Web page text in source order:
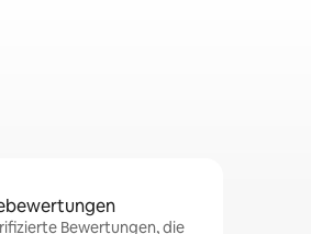
Bewertungen, die